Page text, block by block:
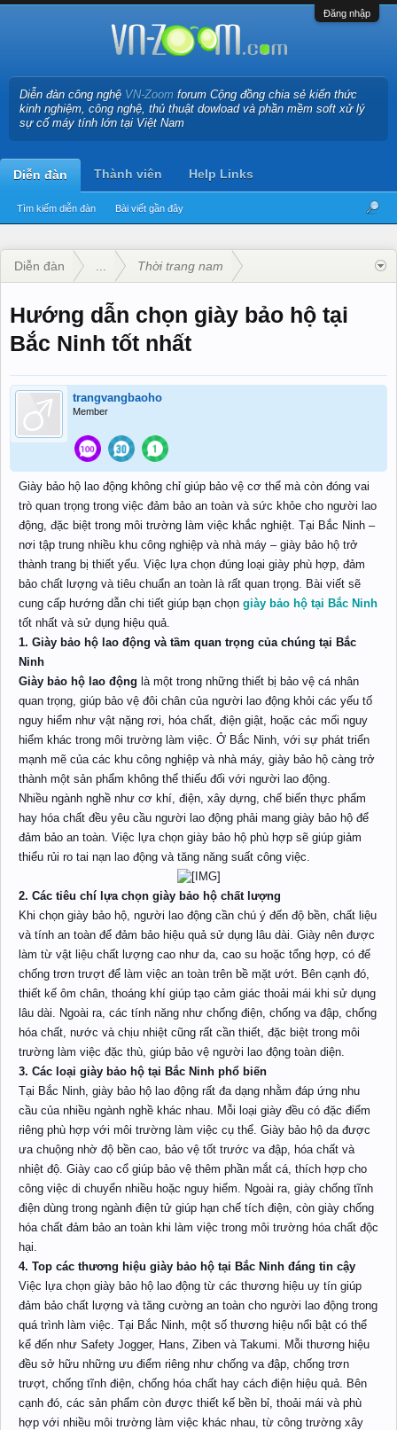
Đăng nhập
Diễn đàn công nghệ VN-Zoom forum Cộng đồng chia sẻ kiến thức
kinh nghiệm, công nghệ, thủ thuật dowload và phần mềm soft xử lý
sự cố máy tính lớn tại Việt Nam
Diễn đàn
Tìm kiếm diễn đàn Bài viết gần đây
Thành viên Help Links
Diễn đàn Thời trang nam
Hướng dẫn chọn giày bảo hộ tại
Bắc Ninh tốt nhất
trangvangbaoho
Member
Giày bảo hộ lao động không chỉ giúp bảo vệ cơ thể mà còn đóng vai
trò quan trọng trong việc đảm bảo an toàn và sức khỏe cho người lao
động, đặc biệt trong môi trường làm việc khắc nghiệt. Tại Bắc Ninh –
nơi tập trung nhiều khu công nghiệp và nhà máy – giày bảo hộ trở
thành trang bị thiết yếu. Việc lựa chọn đúng loại giày phù hợp, đảm
bảo chất lượng và tiêu chuẩn an toàn là rất quan trọng. Bài viết sẽ
cung cấp hướng dẫn chi tiết giúp bạn chọn giày bảo hộ tại Bắc Ninh
tốt nhất và sử dụng hiệu quả.
1. Giày bảo hộ lao động và tầm quan trọng của chúng tại Bắc
Ninh
Giày bảo hộ lao động là một trong những thiết bị bảo vệ cá nhân
quan trọng, giúp bảo vệ đôi chân của người lao động khỏi các yếu tố
nguy hiểm như vật nặng rơi, hóa chất, điện giật, hoặc các mối nguy
hiểm khác trong môi trường làm việc. Ở Bắc Ninh, với sự phát triển
mạnh mẽ của các khu công nghiệp và nhà máy, giày bảo hộ càng trở
thành một sản phẩm không thể thiếu đối với người lao động.
Nhiều ngành nghề như cơ khí, điện, xây dựng, chế biến thực phẩm
hay hóa chất đều yêu cầu người lao động phải mang giày bảo hộ để
đảm bảo an toàn. Việc lựa chọn giày bảo hộ phù hợp sẽ giúp giảm
thiểu rủi ro tai nạn lao động và tăng năng suất công việc.
2. Các tiêu chí lựa chọn giày bảo hộ chất lượng
Khi chọn giày bảo hộ, người lao động cần chú ý đến độ bền, chất liệu
và tính an toàn để đảm bảo hiệu quả sử dụng lâu dài. Giày nên được
làm từ vật liệu chất lượng cao như da, cao su hoặc tổng hợp, có đế
chống trơn trượt để làm việc an toàn trên bề mặt ướt. Bên cạnh đó,
thiết kế ôm chân, thoáng khí giúp tạo cảm giác thoải mái khi sử dụng
lâu dài. Ngoài ra, các tính năng như chống điện, chống va đập, chống
hóa chất, nước và chịu nhiệt cũng rất cần thiết, đặc biệt trong môi
trường làm việc đặc thù, giúp bảo vệ người lao động toàn diện.
3. Các loại giày bảo hộ tại Bắc Ninh phổ biến
Tại Bắc Ninh, giày bảo hộ lao động rất đa dạng nhằm đáp ứng nhu
cầu của nhiều ngành nghề khác nhau. Mỗi loại giày đều có đặc điểm
riêng phù hợp với môi trường làm việc cụ thể. Giày bảo hộ da được
ưa chuộng nhờ độ bền cao, bảo vệ tốt trước va đập, hóa chất và
nhiệt độ. Giày cao cổ giúp bảo vệ thêm phần mắt cá, thích hợp cho
công việc di chuyển nhiều hoặc nguy hiểm. Ngoài ra, giày chống tĩnh
điện dùng trong ngành điện tử giúp hạn chế tích điện, còn giày chống
hóa chất đảm bảo an toàn khi làm việc trong môi trường hóa chất độc
hại.
4. Top các thương hiệu giày bảo hộ tại Bắc Ninh đáng tin cậy
Việc lựa chọn giày bảo hộ lao động từ các thương hiệu uy tín giúp
đảm bảo chất lượng và tăng cường an toàn cho người lao động trong
quá trình làm việc. Tại Bắc Ninh, một số thương hiệu nổi bật có thể
kể đến như Safety Jogger, Hans, Ziben và Takumi. Mỗi thương hiệu
đều sở hữu những ưu điểm riêng như chống va đập, chống trơn
trượt, chống tĩnh điện, chống hóa chất hay cách điện hiệu quả. Bên
cạnh đó, các sản phẩm còn được thiết kế bền bỉ, thoải mái và phù
hợp với nhiều môi trường làm việc khác nhau, từ công trường xây